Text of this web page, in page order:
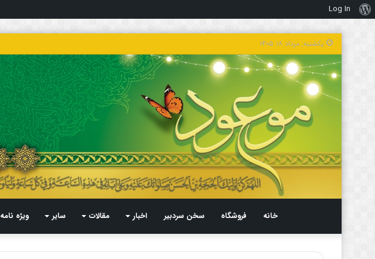
درباره
وردپرس
Log In
یکشنبه, مرداد ۱۸ ۱۴۰۵
خانه فروشگاه سخن سردبیر اخبار مقالات سایر ویژه نامه